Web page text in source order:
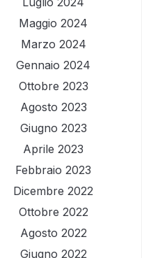
Maggio 2024
Marzo 2024
Gennaio 2024
Ottobre 2023
Agosto 2023
Giugno 2023
Aprile 2023
Febbraio 2023
Dicembre 2022
Ottobre 2022
Agosto 2022
Giugno 2022